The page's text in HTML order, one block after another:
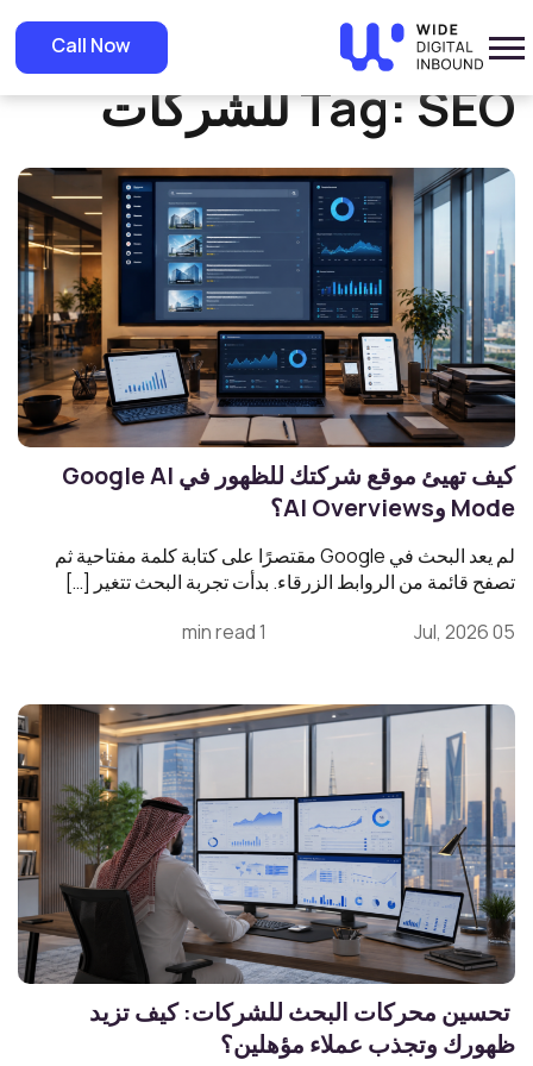
Call Now Home SEO للشركات
Tag:SEO للشركات
كيف تهيئ موقع شركتك للظهور في Google AI
Mode وAI Overviews؟
لم يعد البحث في Google مقتصرًا على كتابة كلمة مفتاحية ثم
تصفح قائمة من الروابط الزرقاء. بدأت تجربة البحث تتغير […]
05 Jul, 2026
1 min read
تحسين محركات البحث للشركات: كيف تزيد
ظهورك وتجذب عملاء مؤهلين؟